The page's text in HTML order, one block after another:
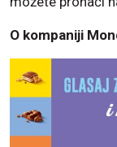
O kompaniji